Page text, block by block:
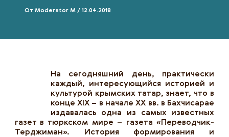
От Moderator M / 12.04.2018
На сегодняшний день, практически
каждый, интересующийся историей и
культурой крымских татар, знает, что в
конце XIX – в начале ХХ вв. в Бахчисарае
издавалась одна из самых известных
газет в тюркском мире – газета «Переводчик-
Терджиман». История формирования и